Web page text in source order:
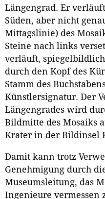
Längengrad. Er
Süden, aber nicht
Mittagslinie) des
Steine nach links
verläuft,
durch den Kopf des
Stamm des
Künstlersignatur. Der
Längengrades wird
Bildmitte des Mosaiks
Krater in der Bildinsel
Damit kann trotz
Genehmigung durch
Museumsleitung, das
Ingenieure vermessen